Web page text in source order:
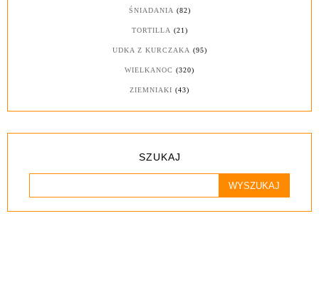
ŚNIADANIA (82)
TORTILLA (21)
UDKA Z KURCZAKA (95)
WIELKANOC (320)
ZIEMNIAKI (43)
SZUKAJ